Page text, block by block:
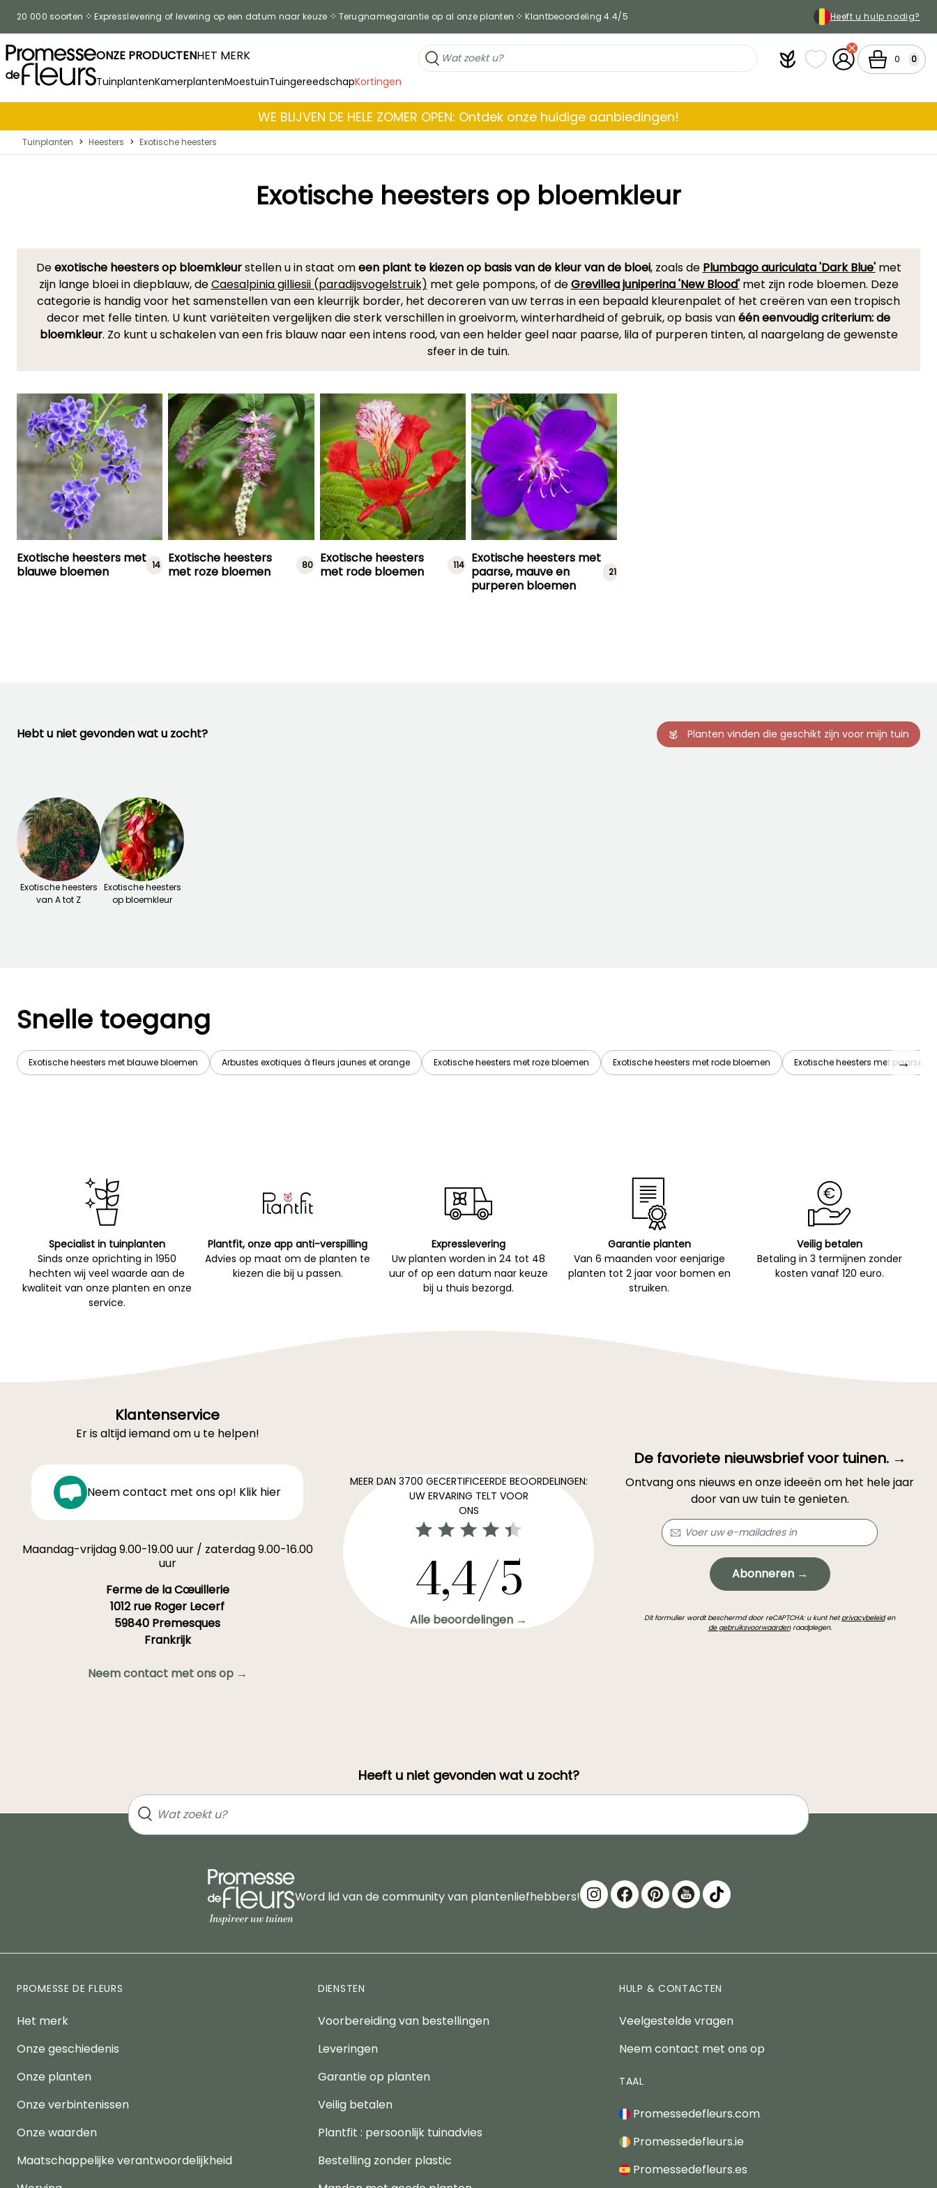
20 000 soorten Expresslevering of levering op een datum naar keuze Terugnamegarantie op al onze planten Klantbeoordeling 4.4/5 Heeft u hulp nodig?
ONZE PRODUCTENHET MERK
TuinplantenKamerplantenMoestuinTuingereedschapKortingen
PlantfitMijn favorietenlijsten
Mijn account
0 0
WE BLIJVEN DE HELE ZOMER OPEN: Ontdek onze huidige aanbiedingen!
Tuinplanten > Heesters > Exotische heesters
Exotische heesters op bloemkleur
Deexotische heesters op bloemkleurstellen u in staat omeen plant te kiezen op basis van de kleur van de bloei, zoals de Plumbago auriculata 'Dark Blue'met
zijn lange bloei in diepblauw, deCaesalpinia gilliesii (paradijsvogelstruik) met gele pompons, of deGrevillea juniperina 'New Blood' met zijn rode bloemen. Deze
categorie is handig voor het samenstellen van een kleurrijk border, het decoreren van uw terras in een bepaald kleurenpalet of het creëren van een tropisch
decor met felle tinten. U kunt variëteiten vergelijken die sterk verschillen in groeivorm, winterhardheid of gebruik, op basis vanéén eenvoudig criterium: de
bloemkleur. Zo kunt u schakelen van een fris blauw naar een intens rood, van een helder geel naar paarse, lila of purperen tinten, al naargelang de gewenste
sfeer in de tuin.
Exotische heesters met
blauwe bloemen
14
Exotische heesters
met roze bloemen
80
Exotische heesters
met rode bloemen
114
Exotische heesters met
paarse, mauve en
purperen bloemen
21
Hebt u niet gevonden wat u zocht? Planten vinden die geschikt zijn voor mijn tuin
Exotische heesters
van A tot Z
Exotische heesters
op bloemkleur
Snelle toegang
Exotische heesters met blauwe bloemen Arbustes exotiques à fleurs jaunes et orange Exotische heesters met roze bloemen Exotische heesters met rode bloemen Exotische heesters met paarse,
→
Specialist in tuinplanten
Sinds onze oprichting in 1950
hechten wij veel waarde aan de
kwaliteit van onze planten en onze
service.
Plantfit, onze app anti-verspilling
Advies op maat om de planten te
kiezen die bij u passen.
Expresslevering
Uw planten worden in 24 tot 48
uur of op een datum naar keuze
bij u thuis bezorgd.
Garantie planten
Van 6 maanden voor eenjarige
planten tot 2 jaar voor bomen en
struiken.
Veilig betalen
Betaling in 3 termijnen zonder
kosten vanaf 120 euro.
Klantenservice
Er is altijd iemand om u te helpen!
Neem contact met ons op! Klik hier
Maandag-vrijdag 9.00-19.00 uur / zaterdag 9.00-16.00
uur
Ferme de la Cœuillerie
1012 rue Roger Lecerf
59840 Premesques
Frankrijk
Neem contact met ons op →
MEER DAN 3700 GECERTIFICEERDE BEOORDELINGEN:
UW ERVARING TELT VOOR
ONS
4,4/5
Alle beoordelingen →
De favoriete nieuwsbrief voor tuinen. →
Ontvang ons nieuws en onze ideeën om het hele jaar
door van uw tuin te genieten.
Abonneren →
Dit formulier wordt beschermd door reCAPTCHA: u kunt hetprivacybeleiden
de gebruiksvoorwaardenraadplegen.
Heeft u niet gevonden wat u zocht?
Word lid van de community van plantenliefhebbers!
PROMESSE DE FLEURS
Het merk
Onze geschiedenis
Onze planten
Onze verbintenissen
Onze waarden
Maatschappelijke verantwoordelijkheid
DIENSTEN
Voorbereiding van bestellingen
Leveringen
Garantie op planten
Veilig betalen
Plantfit : persoonlijk tuinadvies
Bestelling zonder plastic
HULP & CONTACTEN
Veelgestelde vragen
Neem contact met ons op
TAAL
Promessedefleurs.com
Promessedefleurs.ie
Promessedefleurs.es